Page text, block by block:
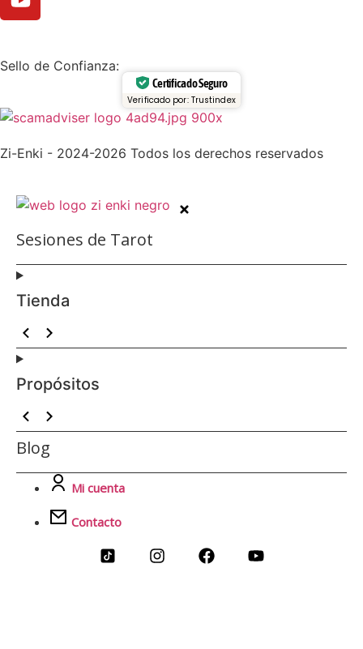
Sello de Confianza:
Certificado Seguro
Verificado por: Trustindex
Zi-Enki - 2024-2026 Todos los derechos reservados
Sesiones de Tarot
Tienda
Propósitos
Blog
Mi cuenta
Contacto